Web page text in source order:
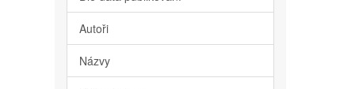
Autoři
Názvy